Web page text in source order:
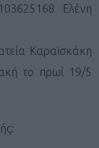
Ελένη
Καραϊσκάκη
το πρωί 19/5